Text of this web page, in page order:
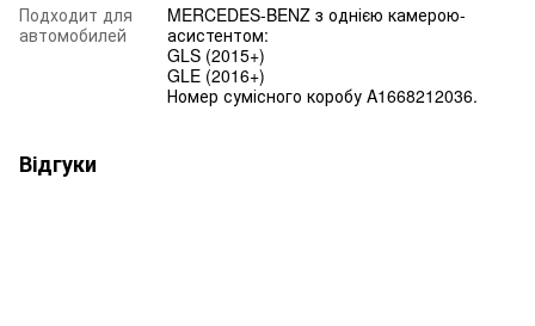
Подходит для
автомобилей
MERCEDES-BENZ з однією камерою-
асистентом:
GLS (2015+)
GLE (2016+)
Номер сумісного коробу A1668212036.
Відгуки